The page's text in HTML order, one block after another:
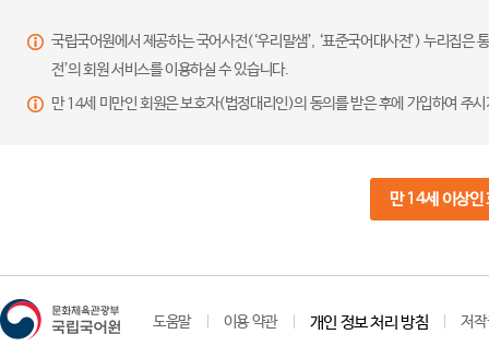
국립국어원에서 제공하는 국어사전(‘우리말샘’, ‘표준국어대사전’) 누리집
전’의 회원 서비스를 이용하실 수 있습니다.
만 14세 미만인 회원은 보호자(법정대리인)의 동의를 받은 후에 가입하여 주
만 14세 이상인
도움말 이용 약관 개인 정보 처리 방침 저